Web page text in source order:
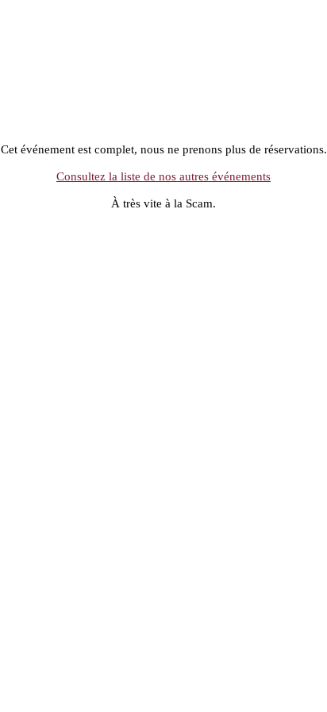
Cet événement est complet, nous ne prenons plus de réservations.
Consultez la liste de nos autres événements
À très vite à la Scam.